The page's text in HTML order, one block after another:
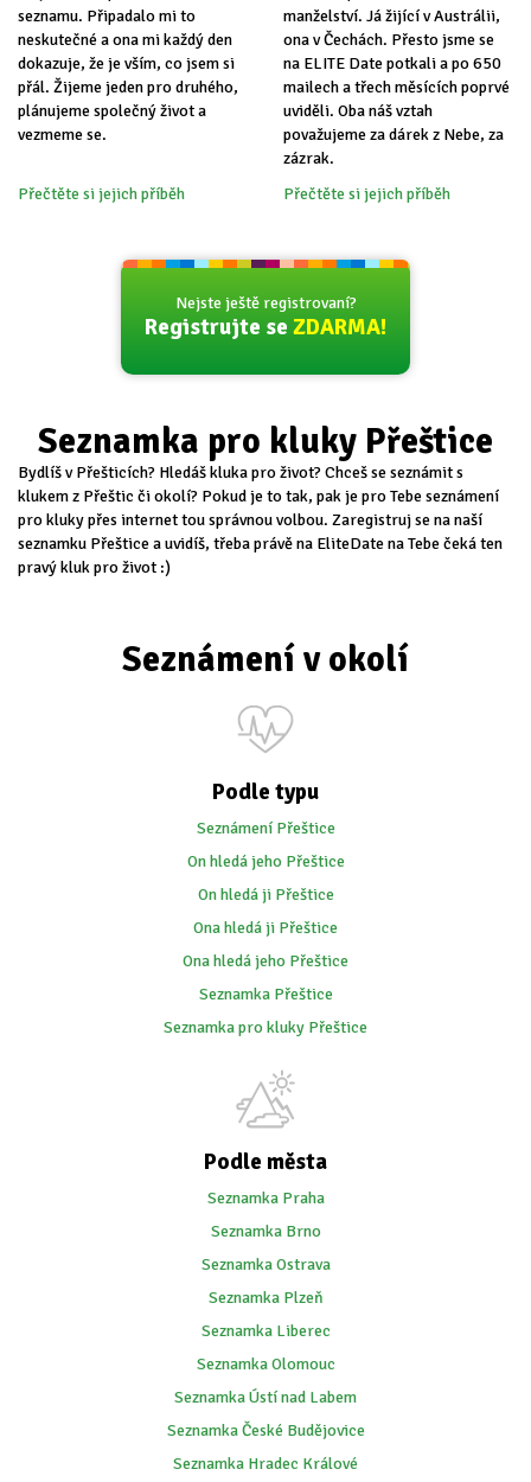
seznamu. Připadalo mi to
neskutečné a ona mi každý den
dokazuje, že je vším, co jsem si
přál. Žijeme jeden pro druhého,
plánujeme společný život a
vezmeme se.
Přečtěte si jejich příběh
manželství. Já žijící v Austrálii,
ona v Čechách. Přesto jsme se
na ELITE Date potkali a po 650
mailech a třech měsících poprvé
uviděli. Oba náš vztah
považujeme za dárek z Nebe, za
zázrak.
Přečtěte si jejich příběh
Nejste ještě registrovaní?
Registrujte se ZDARMA!
Seznamka pro kluky Přeštice
Bydlíš v Přešticích? Hledáš kluka pro život? Chceš se seznámit s
klukem z Přeštic či okolí? Pokud je to tak, pak je pro Tebe seznámení
pro kluky přes internet tou správnou volbou. Zaregistruj se na naší
seznamku Přeštice a uvidíš, třeba právě na EliteDate na Tebe čeká ten
pravý kluk pro život :)
Seznámení v okolí
Podle typu
Seznámení Přeštice
On hledá jeho Přeštice
On hledá ji Přeštice
Ona hledá ji Přeštice
Ona hledá jeho Přeštice
Seznamka Přeštice
Seznamka pro kluky Přeštice
Podle města
Seznamka Praha
Seznamka Brno
Seznamka Ostrava
Seznamka Plzeň
Seznamka Liberec
Seznamka Olomouc
Seznamka Ústí nad Labem
Seznamka České Budějovice
Seznamka Hradec Králové